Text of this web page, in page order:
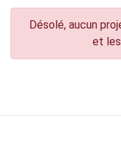
Désolé, aucun
et